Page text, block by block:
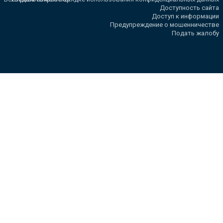
Доступность сайта
Доступ к информации
Предупреждение о мошенничестве
Подать жалобу